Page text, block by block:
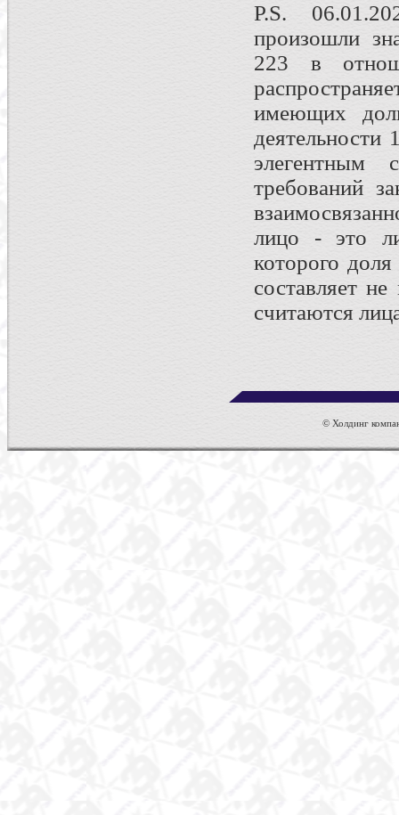
P.S.
произошли
223 в
имеющих
элегентным
требований
лицо - это
которого
составляет
считаются
© Холдинг